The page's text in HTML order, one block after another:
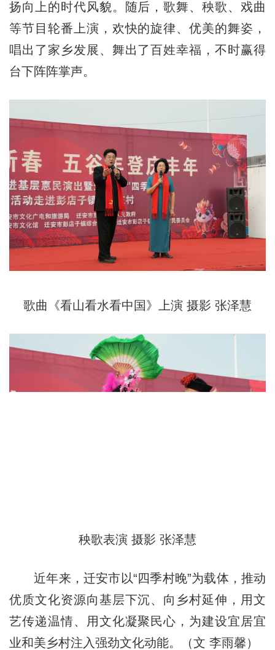
扬向上的时代风貌。随后，歌舞、秧歌、戏曲
等节目轮番上演，欢快的旋律、优美的舞姿，
唱出了家乡发展、舞出了百姓幸福，不时赢得
台下阵阵掌声。
歌曲《看山看水看中国》上演 摄影 张泽慧
秧歌表演 摄影 张泽慧
近年来，迁安市以“四季村晚”为载体，推动
优质文化资源向基层下沉、向乡村延伸，用文
艺传递温情、用文化凝聚民心，为建设宜居宜
业和美乡村注入强劲文化动能。（文 李雨馨）